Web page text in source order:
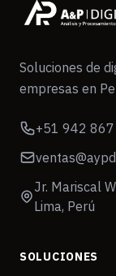
Soluciones de
empresas en
+51 942
Jr. Mariscal
Lima, Perú
SOLUCIONES